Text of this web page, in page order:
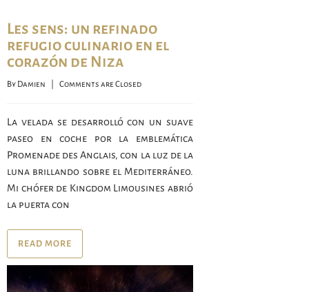
Les sens: un refinado
refugio culinario en el
corazón de Niza
By Damien Comments are Closed
La velada se desarrolló con un suave
paseo en coche por la emblemática
Promenade des Anglais, con la luz de la
luna brillando sobre el Mediterráneo.
Mi chófer de Kingdom Limousines abrió
la puerta con
READ MORE